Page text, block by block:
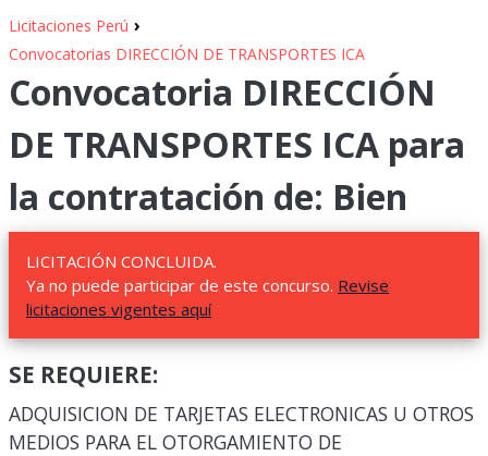
Licitaciones Perú ›
Convocatorias DIRECCIÓN DE TRANSPORTES ICA
Convocatoria DIRECCIÓN
DE TRANSPORTES ICA para
la contratación de: Bien
LICITACIÓN CONCLUIDA.
Ya no puede participar de este concurso. Revise
licitaciones vigentes aquí
SE REQUIERE:
ADQUISICION DE TARJETAS ELECTRONICAS U OTROS
MEDIOS PARA EL OTORGAMIENTO DE